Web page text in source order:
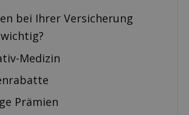
bei Ihrer Versicherung
Medizin
Prämien